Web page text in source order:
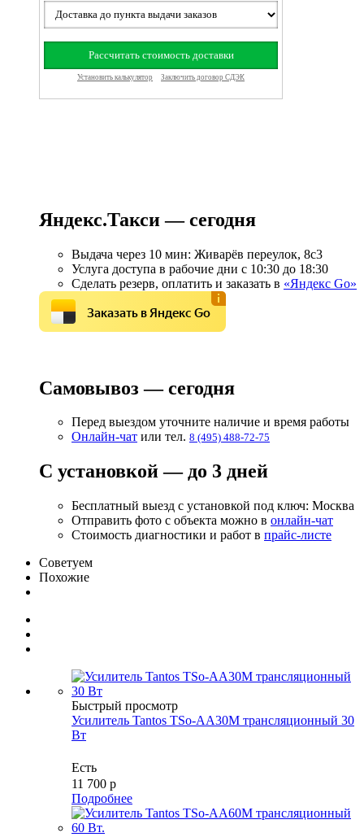
Яндекс.Такси — сегодня
Выдача через 10 мин: Живарёв переулок, 8с3
Услуга доступа в рабочие дни с 10:30 до 18:30
Сделать резерв, оплатить и заказать в «Яндекс Go»
Заказать в Яндекс Go
Самовывоз — сегодня
Перед выездом уточните наличие и время работы
Онлайн-чат или тел. 8 (495) 488-72-75
С установкой — до 3 дней
Бесплатный выезд с установкой под ключ: Москва
Отправить фото с объекта можно в онлайн-чат
Стоимость диагностики и работ в прайс-листе
Советуем
Похожие
Быстрый просмотр
Усилитель Tantos TSo-AA30M трансляционный 30
Вт
Есть
11 700 р
Подробнее